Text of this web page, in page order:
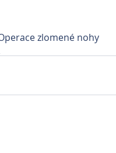
zlomené nohy